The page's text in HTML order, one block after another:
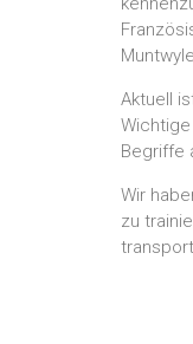
Aktuell
Begriffe
Wir
zu